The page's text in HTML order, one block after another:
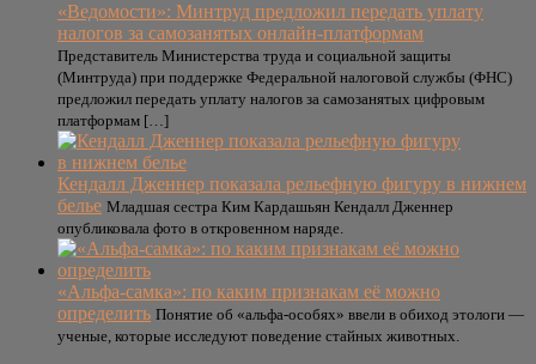
«Ведомости»: Минтруд предложил передать уплату
налогов за самозанятых онлайн-платформам
Представитель Министерства труда и социальной защиты
(Минтруда) при поддержке Федеральной налоговой службы (ФНС)
предложил передать уплату налогов за самозанятых цифровым
платформам […]
Кендалл Дженнер показала рельефную фигуру в нижнем
белье Младшая сестра Ким Кардашьян Кендалл Дженнер
опубликовала фото в откровенном наряде.
«Альфа-самка»: по каким признакам её можно
определить Понятие об «альфа-особях» ввели в обиход этологи —
ученые, которые исследуют поведение стайных животных.